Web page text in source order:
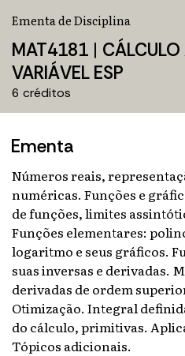
Ementa de Disciplina
MAT4181 |
VARIÁVEL ESP
6 créditos
Ementa
Números reais,
numéricas. Funções e
de funções, limites
Funções elementares:
logaritmo e seus gráficos.
suas inversas e derivadas.
derivadas de ordem
Otimização. Integral
do cálculo, primitivas.
Tópicos adicionais.